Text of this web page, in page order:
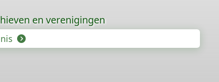
en verenigingen